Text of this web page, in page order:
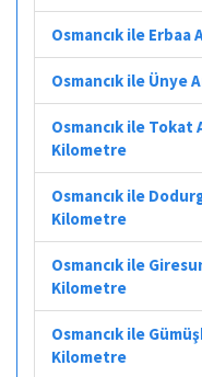
Osmancık ile Erbaa
Osmancık ile Ünye
Osmancık ile Tokat
Kilometre
Osmancık ile
Kilometre
Osmancık ile
Kilometre
Osmancık ile
Kilometre